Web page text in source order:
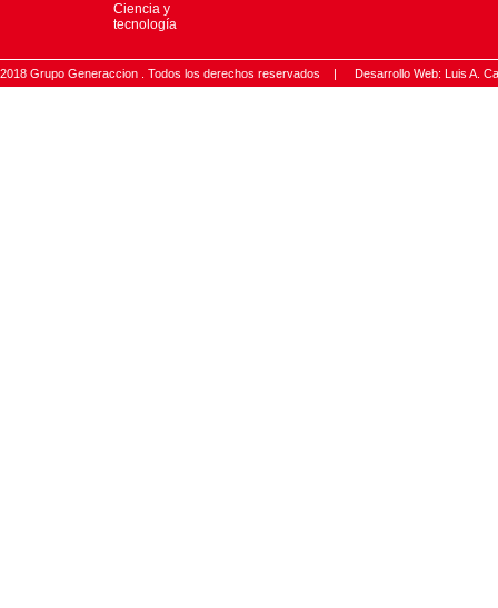
Ciencia y
tecnología
2018 Grupo Generaccion . Todos los derechos reservados | Desarrollo Web: Luis